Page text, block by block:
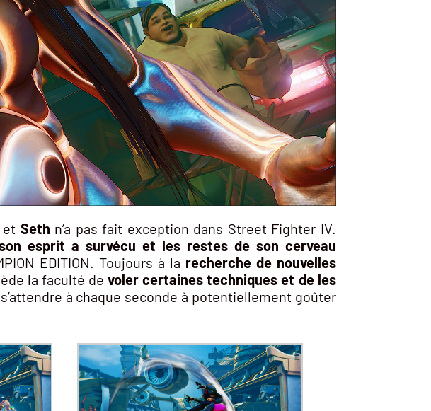
et Seth n’a pas fait exception dans Street Fighter IV.
esprit a survécu et les restes de son cerveau
EDITION. Toujours à la recherche de nouvelles
la faculté devoler certaines techniques et de les
à chaque seconde à potentiellement goûter